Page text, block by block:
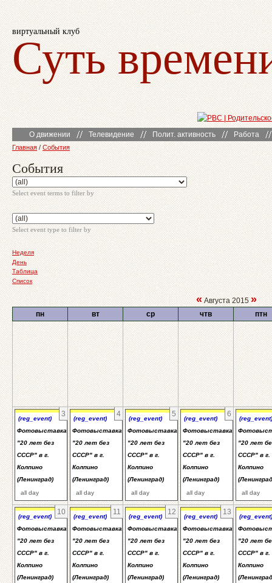
виртуальный клуб
Суть
О движении Телевидение Полит. активность Работа
Главная / События
События
Select event terms to filter by
Select event type to filter by
Неделя
День
Таблица
Список
« Августа 2015 »
пн вт ср чтв птн
3
(reg_event)
Фотовыставка
"20 лет без
СССР" в г.
Колпино
(Ленинград)
all day
4
(reg_event)
Фотовыставка
"20 лет без
СССР" в г.
Колпино
(Ленинград)
all day
5
(reg_event)
Фотовыставка
"20 лет без
СССР" в г.
Колпино
(Ленинград)
all day
6
(reg_event)
Фотовыставка
"20 лет без
СССР" в г.
Колпино
(Ленинград)
all day
(reg_event)
"20 лет
СССР" в г.
Колпино
all day
10
(reg_event)
Фотовыставка
"20 лет без
СССР" в г.
Колпино
(Ленинград)
11
(reg_event)
Фотовыставка
"20 лет без
СССР" в г.
Колпино
(Ленинград)
12
(reg_event)
Фотовыставка
"20 лет без
СССР" в г.
Колпино
(Ленинград)
13
(reg_event)
Фотовыставка
"20 лет без
СССР" в г.
Колпино
(Ленинград)
(reg_event)
"20 лет
СССР" в г.
Колпино